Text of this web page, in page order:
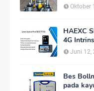
Oktober
HAEXC SP104Ex
4G
Juni 12,
Bes
pada